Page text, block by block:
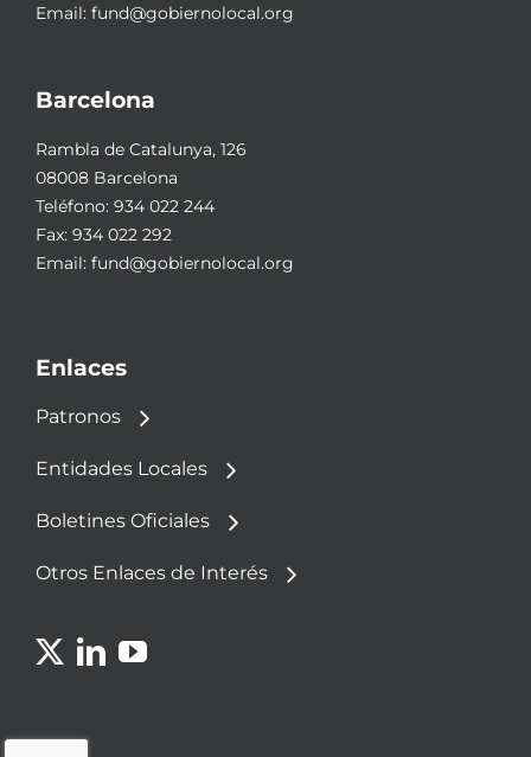
Email: fund@gobiernolocal.org
Barcelona
Rambla de Catalunya, 126
08008 Barcelona
Teléfono: 934 022 244
Fax: 934 022 292
Email: fund@gobiernolocal.org
Enlaces
Patronos
Entidades Locales
Boletines Oficiales
Otros Enlaces de Interés